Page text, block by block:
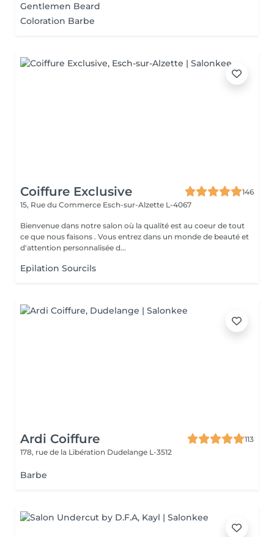
Gentlemen Beard
Coloration Barbe
Coiffure Exclusive
146
15, Rue du Commerce Esch-sur-Alzette L-4067
Bienvenue dans notre salon où la qualité est au coeur de tout
ce que nous faisons . Vous entrez dans un monde de beauté et
d'attention personnalisée d...
Epilation Sourcils
Ardi Coiffure
113
178, rue de la Libération Dudelange L-3512
Barbe